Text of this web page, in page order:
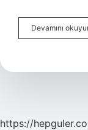
Devamını
https://